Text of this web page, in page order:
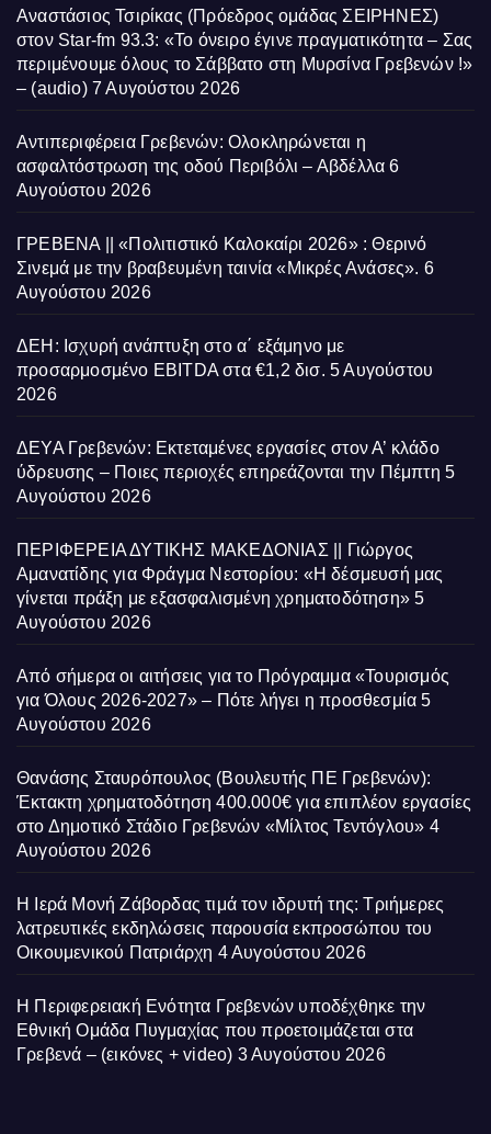
Αναστάσιος Τσιρίκας (Πρόεδρος ομάδας ΣΕΙΡΗΝΕΣ)
στον Star-fm 93.3: «Το όνειρο έγινε πραγματικότητα – Σας
περιμένουμε όλους το Σάββατο στη Μυρσίνα Γρεβενών !»
– (audio) 7 Αυγούστου 2026
Αντιπεριφέρεια Γρεβενών: Ολοκληρώνεται η
ασφαλτόστρωση της οδού Περιβόλι – Αβδέλλα 6
Αυγούστου 2026
ΓΡΕΒΕΝΑ || «Πολιτιστικό Καλοκαίρι 2026» : Θερινό
Σινεμά με την βραβευμένη ταινία «Μικρές Ανάσες». 6
Αυγούστου 2026
ΔΕΗ: Ισχυρή ανάπτυξη στο α΄ εξάμηνο με
προσαρμοσμένο EBITDA στα €1,2 δισ. 5 Αυγούστου
2026
ΔΕΥΑ Γρεβενών: Εκτεταμένες εργασίες στον Α’ κλάδο
ύδρευσης – Ποιες περιοχές επηρεάζονται την Πέμπτη 5
Αυγούστου 2026
ΠΕΡΙΦΕΡΕΙΑ ΔΥΤΙΚΗΣ ΜΑΚΕΔΟΝΙΑΣ || Γιώργος
Αμανατίδης για Φράγμα Νεστορίου: «Η δέσμευσή μας
γίνεται πράξη με εξασφαλισμένη χρηματοδότηση» 5
Αυγούστου 2026
Από σήμερα οι αιτήσεις για το Πρόγραμμα «Τουρισμός
για Όλους 2026-2027» – Πότε λήγει η προσθεσμία 5
Αυγούστου 2026
Θανάσης Σταυρόπουλος (Βουλευτής ΠΕ Γρεβενών):
Έκτακτη χρηματοδότηση 400.000€ για επιπλέον εργασίες
στο Δημοτικό Στάδιο Γρεβενών «Μίλτος Τεντόγλου» 4
Αυγούστου 2026
Η Ιερά Μονή Ζάβορδας τιμά τον ιδρυτή της: Τριήμερες
λατρευτικές εκδηλώσεις παρουσία εκπροσώπου του
Οικουμενικού Πατριάρχη 4 Αυγούστου 2026
Η Περιφερειακή Ενότητα Γρεβενών υποδέχθηκε την
Εθνική Ομάδα Πυγμαχίας που προετοιμάζεται στα
Γρεβενά – (εικόνες + video) 3 Αυγούστου 2026